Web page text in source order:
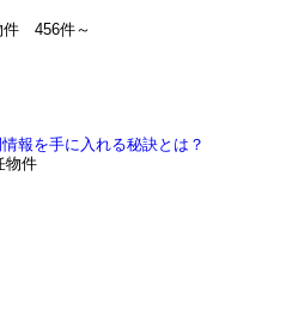
件 456件～
物件